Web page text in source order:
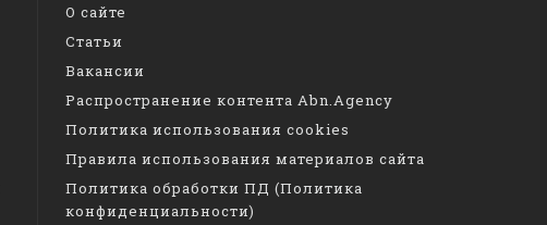
О сайте
Статьи
Вакансии
Распространение контента Abn.Agency
Политика использования cookies
Правила использования материалов сайта
Политика обработки ПД (Политика
конфиденциальности)